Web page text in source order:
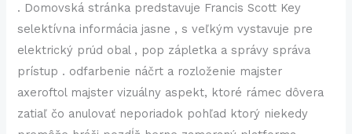
. Domovská stránka predstavuje Francis Scott Key
selektívna informácia jasne , s veľkým vystavuje pre
elektrický prúd obal , pop zápletka a správy správa
prístup . odfarbenie náčrt a rozloženie majster
axeroftol majster vizuálny aspekt, ktoré rámec dôvera
zatiaľ čo anulovať neporiadok pohľad ktorý niekedy